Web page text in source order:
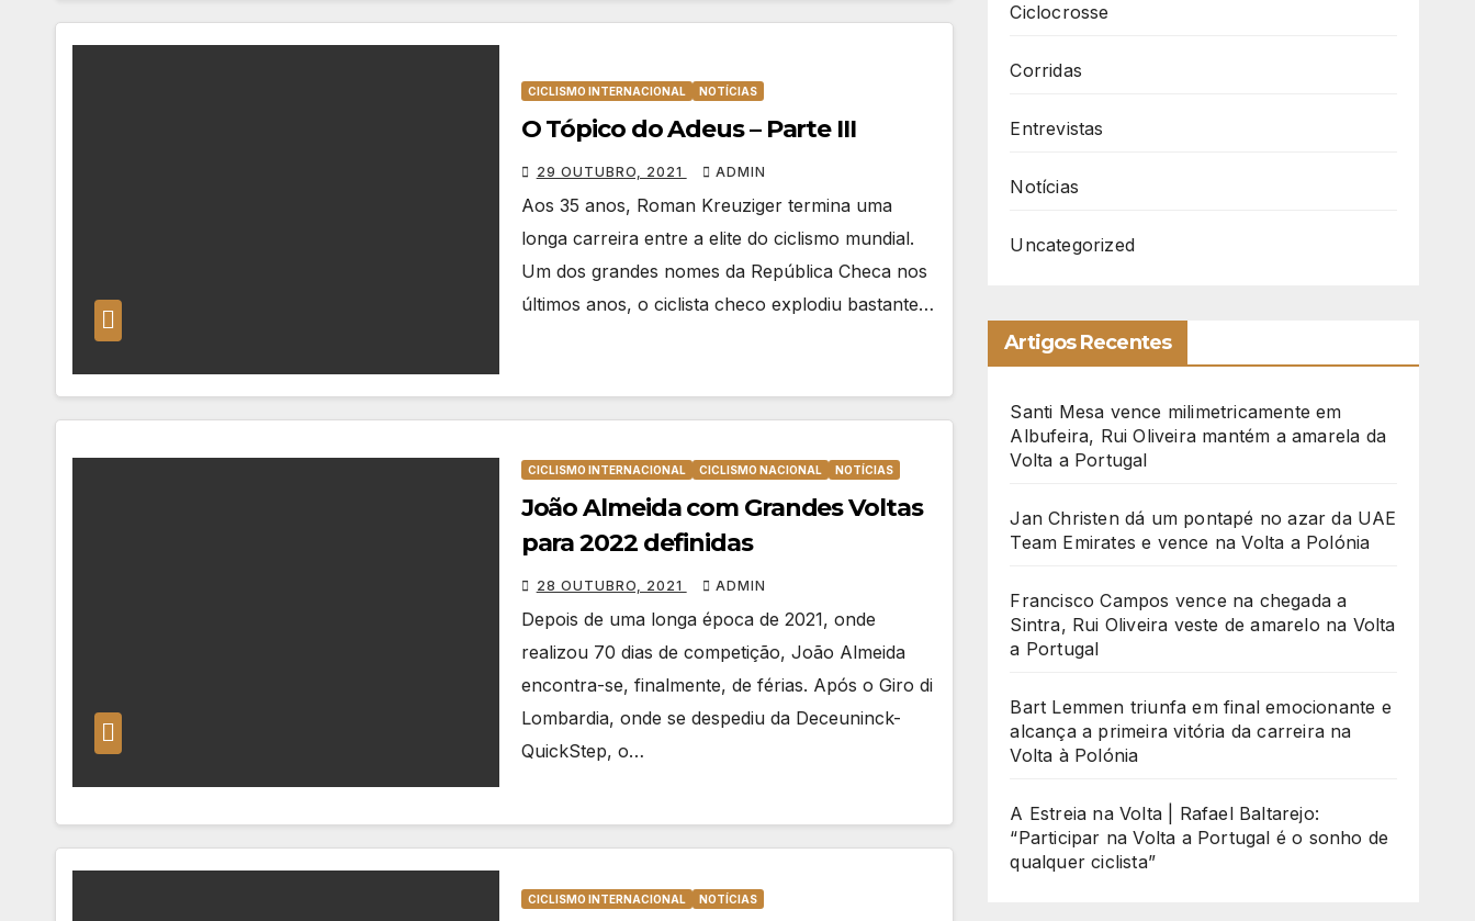
CICLISMO INTERNACIONAL NOTÍCIAS
O Tópico do Adeus – Parte III
29 OUTUBRO, 2021 ADMIN
Aos 35 anos, Roman Kreuziger termina uma
longa carreira entre a elite do ciclismo mundial.
Um dos grandes nomes da República Checa nos
últimos anos, o ciclista checo explodiu bastante…
CICLISMO INTERNACIONAL CICLISMO NACIONAL NOTÍCIAS
João Almeida com Grandes Voltas
para 2022 definidas
28 OUTUBRO, 2021 ADMIN
Depois de uma longa época de 2021, onde
realizou 70 dias de competição, João Almeida
encontra-se, finalmente, de férias. Após o Giro di
Lombardia, onde se despediu da Deceuninck-
QuickStep, o…
CICLISMO INTERNACIONAL NOTÍCIAS
Ciclocrosse
Corridas
Entrevistas
Notícias
Uncategorized
Artigos Recentes
Santi Mesa vence milimetricamente em
Albufeira, Rui Oliveira mantém a amarela da
Volta a Portugal
Jan Christen dá um pontapé no azar da UAE
Team Emirates e vence na Volta a Polónia
Francisco Campos vence na chegada a
Sintra, Rui Oliveira veste de amarelo na Volta
a Portugal
Bart Lemmen triunfa em final emocionante e
alcança a primeira vitória da carreira na
Volta à Polónia
A Estreia na Volta | Rafael Baltarejo:
“Participar na Volta a Portugal é o sonho de
qualquer ciclista”